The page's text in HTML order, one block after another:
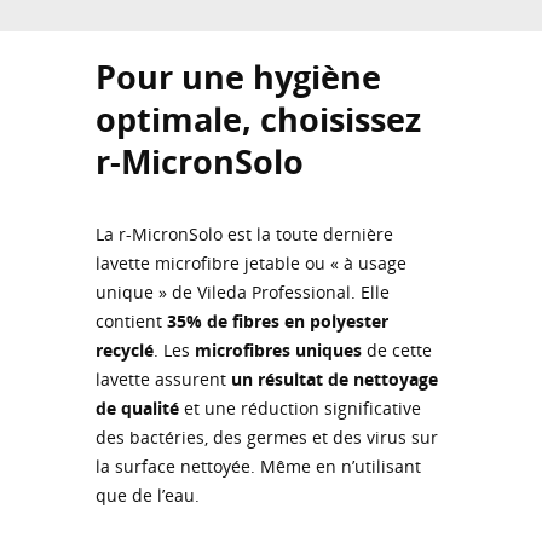
Pour une hygiène
optimale, choisissez
r-MicronSolo
La r-MicronSolo est la toute dernière
lavette microfibre jetable ou « à usage
unique » de Vileda Professional. Elle
contient 35% de fibres en polyester
recyclé. Les microfibres uniques de cette
lavette assurent un résultat de nettoyage
de qualité et une réduction significative
des bactéries, des germes et des virus sur
la surface nettoyée. Même en n’utilisant
que de l’eau.